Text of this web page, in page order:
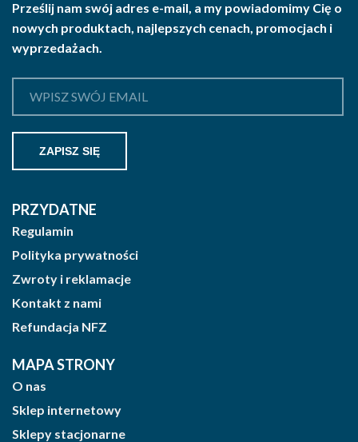
Prześlij nam swój adres e-mail, a my powiadomimy Cię o
nowych produktach, najlepszych cenach, promocjach i
wyprzedażach.
PRZYDATNE
Regulamin
Polityka prywatności
Zwroty i reklamacje
Kontakt z nami
Refundacja NFZ
MAPA STRONY
O nas
Sklep internetowy
Sklepy stacjonarne